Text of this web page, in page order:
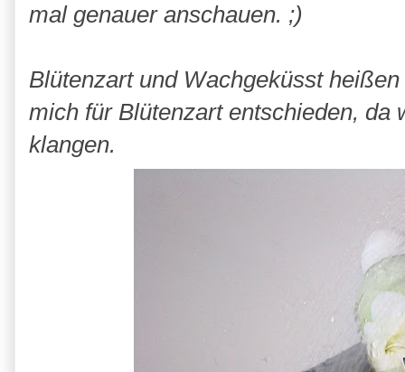
mal genauer anschauen. ;)
Blütenzart und Wachgeküsst
mich für Blütenzart entschieden,
klangen.